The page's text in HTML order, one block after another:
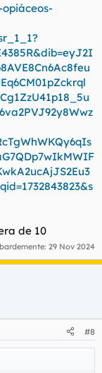
de 10
29 Nov 2024
#8